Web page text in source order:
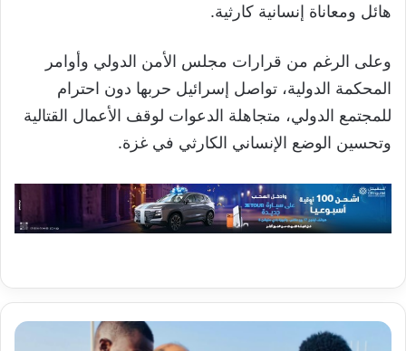
هائل ومعاناة إنسانية كارثية.
وعلى الرغم من قرارات مجلس الأمن الدولي وأوامر
المحكمة الدولية، تواصل إسرائيل حربها دون احترام
للمجتمع الدولي، متجاهلة الدعوات لوقف الأعمال القتالية
وتحسين الوضع الإنساني الكارثي في غزة.
بلدية